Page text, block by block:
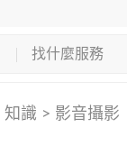
知識 > 影音攝影